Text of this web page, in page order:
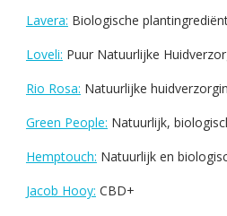
Lavera: Biologische
Loveli: Puur Natuurlijke
Rio Rosa: Natuurlijke
Green People: Natuurlijk,
Hemptouch: Natuurlijk en
Jacob Hooy: CBD+